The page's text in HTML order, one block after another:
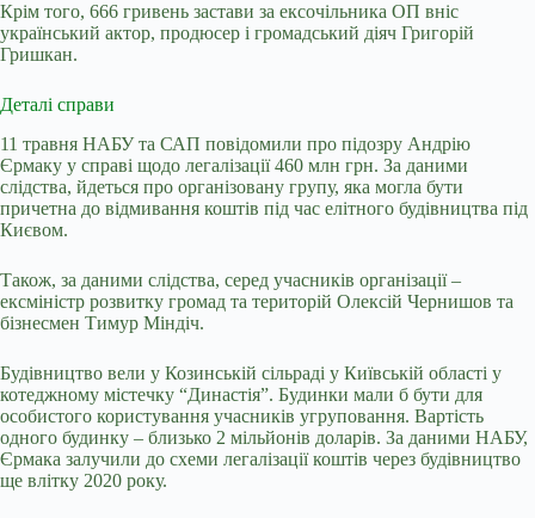
Крім того, 666 гривень застави за ексочільника ОП вніс
український актор, продюсер і громадський діяч Григорій
Гришкан.
Деталі справи
11 травня НАБУ та САП повідомили про підозру Андрію
Єрмаку у справі щодо легалізації 460 млн грн. За даними
слідства, йдеться про організовану групу, яка могла бути
причетна до відмивання коштів під час елітного будівництва під
Києвом.
Також, за даними слідства, серед учасників організації –
ексміністр розвитку громад та територій Олексій Чернишов та
бізнесмен Тимур Міндіч.
Будівництво вели у Козинській сільраді у Київській області у
котеджному містечку “Династія”. Будинки мали б бути для
особистого користування учасників угруповання. Вартість
одного будинку – близько 2 мільйонів доларів. За даними НАБУ,
Єрмака залучили до схеми легалізації коштів через будівництво
ще влітку 2020 року.